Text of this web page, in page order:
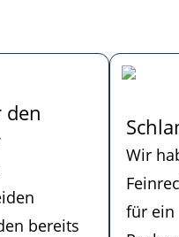
den
bereits
Wir
für ein